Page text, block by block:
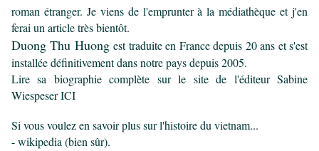
roman étranger. Je viens de l'emprunter à la médiathèque et j'en
ferai un article très bientôt.
Duong Thu Huongest traduite en France depuis 20 ans et s'est
installée définitivement dans notre pays depuis 2005.
Lire sa biographie complète sur le site de l'éditeur Sabine
WiespeserICI
Si vous voulez en savoir plus sur l'histoire du vietnam...
-wikipedia (bien sûr).